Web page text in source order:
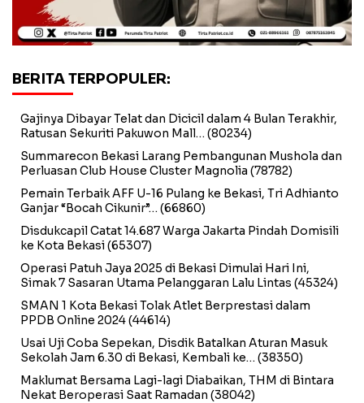
BERITA TERPOPULER:
Gajinya Dibayar Telat dan Dicicil dalam 4 Bulan Terakhir,
Ratusan Sekuriti Pakuwon Mall… (80234)
Summarecon Bekasi Larang Pembangunan Mushola dan
Perluasan Club House Cluster Magnolia (78782)
Pemain Terbaik AFF U-16 Pulang ke Bekasi, Tri Adhianto
Ganjar “Bocah Cikunir”… (66860)
Disdukcapil Catat 14.687 Warga Jakarta Pindah Domisili
ke Kota Bekasi(65307)
Operasi Patuh Jaya 2025 di Bekasi Dimulai Hari Ini,
Simak 7 Sasaran Utama Pelanggaran Lalu Lintas (45324)
SMAN 1 Kota Bekasi Tolak Atlet Berprestasi dalam
PPDB Online 2024(44614)
Usai Uji Coba Sepekan, Disdik Batalkan Aturan Masuk
Sekolah Jam 6.30 di Bekasi, Kembali ke… (38350)
Maklumat Bersama Lagi-lagi Diabaikan, THM di Bintara
Nekat Beroperasi Saat Ramadan (38042)